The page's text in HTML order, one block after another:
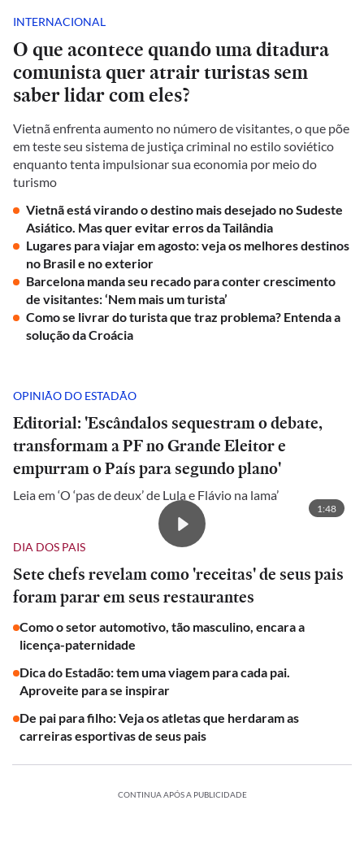
INTERNACIONAL
O que acontece quando uma ditadura
comunista quer atrair turistas sem
saber lidar com eles?
Vietnã enfrenta aumento no número de visitantes, o que põe
em teste seu sistema de justiça criminal no estilo soviético
enquanto tenta impulsionar sua economia por meio do
turismo
Vietnã está virando o destino mais desejado no Sudeste
Asiático. Mas quer evitar erros da Tailândia
Lugares para viajar em agosto: veja os melhores destinos
no Brasil e no exterior
Barcelona manda seu recado para conter crescimento
de visitantes: ‘Nem mais um turista’
Como se livrar do turista que traz problema? Entenda a
solução da Croácia
OPINIÃO DO ESTADÃO
Editorial: 'Escândalos sequestram o debate,
transformam a PF no Grande Eleitor e
empurram o País para segundo plano'
Leia em ‘O ‘pas de deux’ de Lula e Flávio na lama’
1:48
DIA DOS PAIS
Sete chefs revelam como 'receitas' de seus pais
foram parar em seus restaurantes
Como o setor automotivo, tão masculino, encara a
licença-paternidade
Dica do Estadão: tem uma viagem para cada pai.
Aproveite para se inspirar
De pai para filho: Veja os atletas que herdaram as
carreiras esportivas de seus pais
CONTINUA APÓS A PUBLICIDADE